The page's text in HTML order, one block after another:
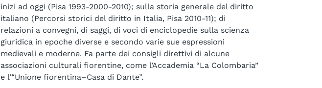
inizi ad oggi (Pisa 1993-2000-2010); sulla storia generale del diritto
italiano (Percorsi storici del diritto in Italia, Pisa 2010-11); di
relazioni a convegni, di saggi, di voci di enciclopedie sulla scienza
giuridica in epoche diverse e secondo varie sue espressioni
medievali e moderne. Fa parte dei consigli direttivi di alcune
associazioni culturali fiorentine, come l’Accademia “La Colombaria”
e l’“Unione fiorentina–Casa di Dante”.